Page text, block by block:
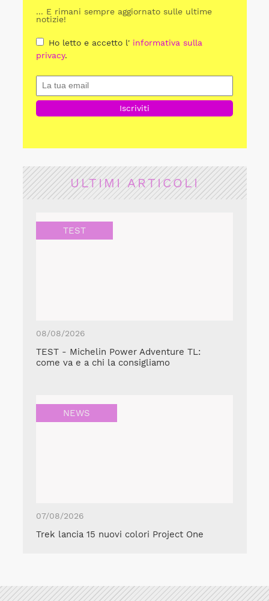
... E rimani sempre aggiornato sulle ultime
notizie!
Ho letto e accetto l' informativa sulla
privacy.
ULTIMI ARTICOLI
TEST
08/08/2026
TEST - Michelin Power Adventure TL:
come va e a chi la consigliamo
NEWS
07/08/2026
Trek lancia 15 nuovi colori Project One